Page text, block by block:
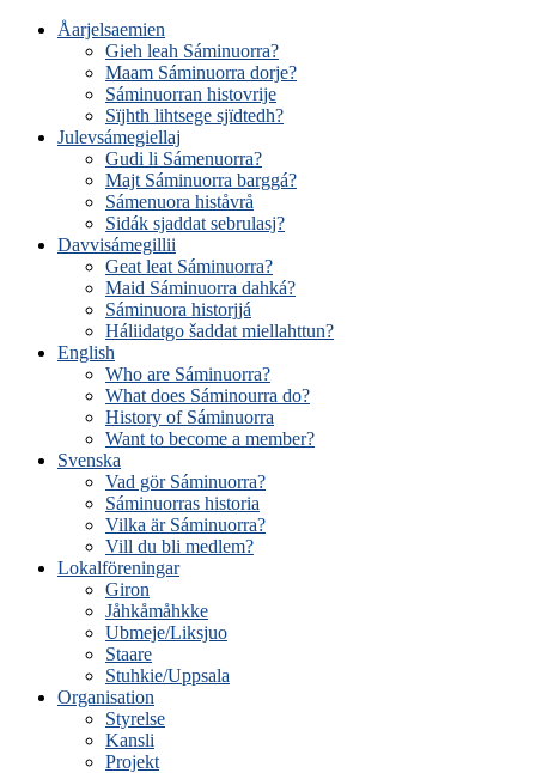
Åarjelsaemien
Gieh leah Sáminuorra?
Maam Sáminuorra dorje?
Sáminuorran histovrije
Sïjhth lihtsege sjïdtedh?
Julevsámegiellaj
Gudi li Sámenuorra?
Majt Sáminuorra barggá?
Sámenuora histåvrå
Sidák sjaddat sebrulasj?
Davvisámegillii
Geat leat Sáminuorra?
Maid Sáminuorra dahká?
Sáminuora historjjá
Háliidatgo šaddat miellahttun?
English
Who are Sáminuorra?
What does Sáminourra do?
History of Sáminuorra
Want to become a member?
Svenska
Vad gör Sáminuorra?
Sáminuorras historia
Vilka är Sáminuorra?
Vill du bli medlem?
Lokalföreningar
Giron
Jåhkåmåhkke
Ubmeje/Liksjuo
Staare
Stuhkie/Uppsala
Organisation
Styrelse
Kansli
Projekt